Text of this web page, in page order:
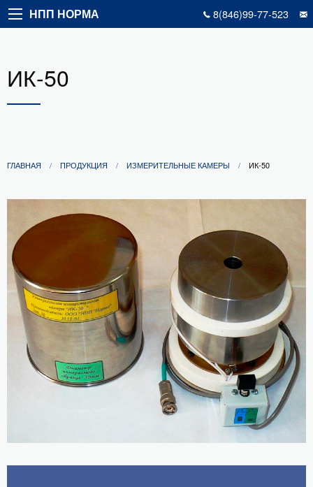
НПП НОРМА 8(846)99-77-523
ИК-50
ГЛАВНАЯ ПРОДУКЦИЯ ИЗМЕРИТЕЛЬНЫЕ КАМЕРЫ ИК-50